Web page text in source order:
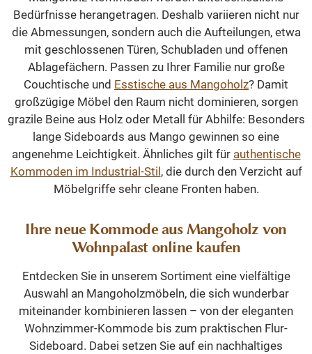
Bedürfnisse herangetragen. Deshalb variieren nicht nur
die Abmessungen, sondern auch die Aufteilungen, etwa
mit geschlossenen Türen, Schubladen und offenen
Ablagefächern. Passen zu Ihrer Familie nur große
Couchtische und Esstische aus Mangoholz? Damit
großzügige Möbel den Raum nicht dominieren, sorgen
grazile Beine aus Holz oder Metall für Abhilfe: Besonders
lange Sideboards aus Mango gewinnen so eine
angenehme Leichtigkeit. Ähnliches gilt für authentische
Kommoden im Industrial-Stil , die durch den Verzicht auf
Möbelgriffe sehr cleane Fronten haben.
Ihre neue Kommode aus Mangoholz von
Wohnpalast online kaufen
Entdecken Sie in unserem Sortiment eine vielfältige
Auswahl an Mangoholzmöbeln, die sich wunderbar
miteinander kombinieren lassen – von der eleganten
Wohnzimmer-Kommode bis zum praktischen Flur-
Sideboard. Dabei setzen Sie auf ein nachhaltiges